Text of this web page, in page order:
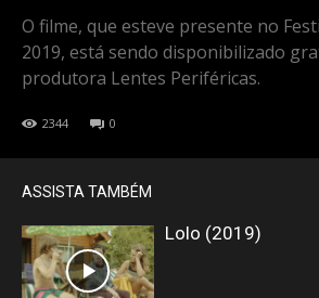
O filme, que esteve presente no
2019, está sendo disponibilizado
produtora Lentes Periféricas.
2344 0
ASSISTA TAMBÉM
Lolo (2019)